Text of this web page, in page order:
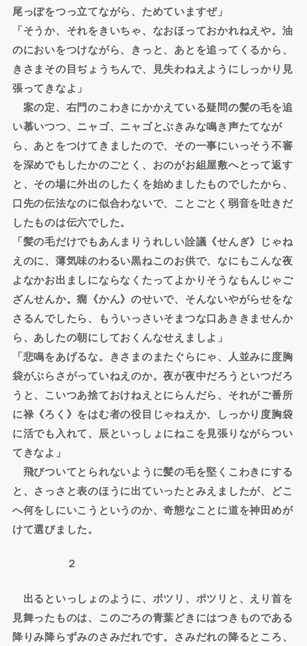
尾っぽをつっ立てながら、ためていますぜ」
「そうか、それをきいちゃ、なおほっておかれねえや。油
のにおいをつけながら、きっと、あとを追ってくるから、
きさまその目ぢょうちんで、見失わねえようにしっかり見
張ってきなよ」
案の定、右門のこわきにかかえている疑問の髪の毛を追
い慕いつつ、ニャゴ、ニャゴとぶきみな鳴き声たてなが
ら、あとをつけてきましたので、その一事にいっそう不審
を深めでもしたかのごとく、おのがお組屋敷へとって返す
と、その場に外出のしたくを始めましたものでしたから、
口先の伝法なのに似合わないで、ことごとく弱音を吐きだ
したものは伝六でした。
「髪の毛だけでもあんまりうれしい詮議《せんぎ》じゃね
えのに、薄気味のわるい黒ねこのお供で、なにもこんな夜
よなかお出ましにならなくたってよかりそうなもんじゃご
ざんせんか。癇《かん》のせいで、そんないやがらせをな
さるんでしたら、もういっさいそまつな口あききませんか
ら、あしたの朝にしておくんなせえましよ」
「悲鳴をあげるな。きさまのまたぐらにゃ、人並みに度胸
袋がぶらさがっていねえのか。夜が夜中だろうといつだろ
うと、こいつあ捨ておけねえとにらんだら、それがご番所
に禄《ろく》をはむ者の役目じゃねえか、しっかり度胸袋
に活でも入れて、辰といっしょにねこを見張りながらつい
てきなよ」
飛びついてとられないように髪の毛を堅くこわきにする
と、さっさと表のほうに出ていったとみえましたが、どこ
へ何をしにいこうというのか、奇態なことに道を神田めが
けて選びました。
２
出るといっしょのように、ポツリ、ポツリと、えり首を
見舞ったものは、このごろの青葉どきにはつきものである
降りみ降らずみのさみだれです。さみだれの降るところ、